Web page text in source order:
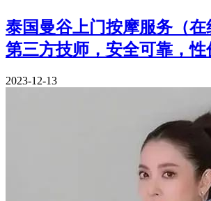
泰国曼谷上门按摩服务（
第三方技师，安全可靠，性
2023-12-13